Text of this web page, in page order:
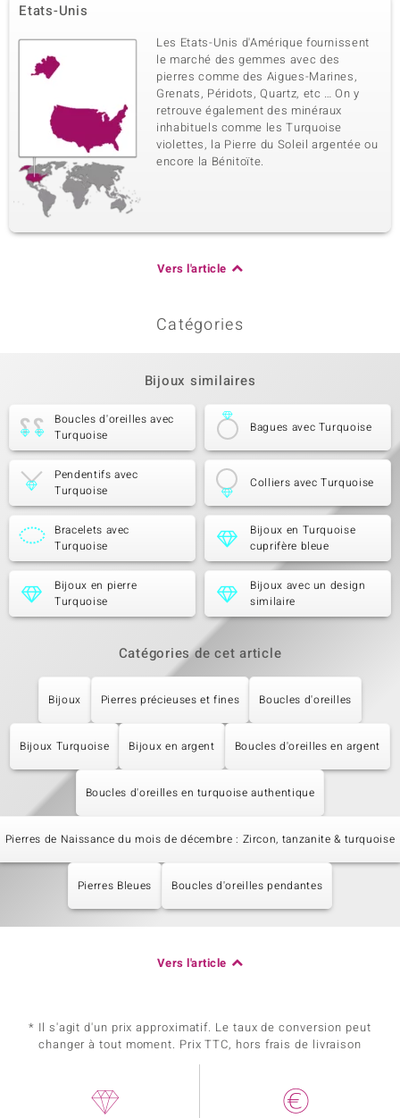
Etats-Unis
Les Etats-Unis d'Amérique fournissent
le marché des gemmes avec des
pierres comme des Aigues-Marines,
Grenats, Péridots, Quartz, etc … On y
retrouve également des minéraux
inhabituels comme les Turquoise
violettes, la Pierre du Soleil argentée ou
encore la Bénitoïte.
Vers l'article
Catégories
Bijoux similaires
Boucles d'oreilles avec
Turquoise
Bagues avec Turquoise
Pendentifs avec
Turquoise
Colliers avec Turquoise
Bracelets avec
Turquoise
Bijoux en Turquoise
cuprifère bleue
Bijoux en pierre
Turquoise
Bijoux avec un design
similaire
Catégories de cet article
Bijoux Pierres précieuses et fines Boucles d'oreilles
Bijoux Turquoise Bijoux en argent Boucles d'oreilles en argent
Boucles d'oreilles en turquoise authentique
Pierres de Naissance du mois de décembre : Zircon, tanzanite & turquoise
Pierres Bleues Boucles d'oreilles pendantes
Vers l'article
* Il s'agit d'un prix approximatif. Le taux de conversion peut
changer à tout moment. Prix TTC, hors frais de livraison